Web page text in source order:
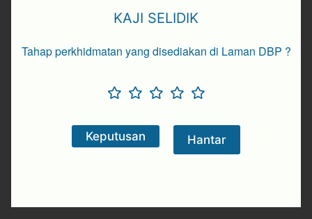
KAJI SELIDIK
Tahap perkhidmatan yang disediakan di Laman DBP ?